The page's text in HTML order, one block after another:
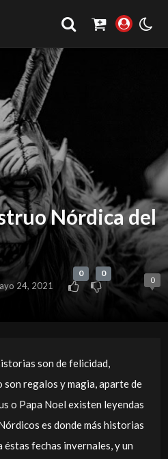
Nórdica del
24, 2021
0 0
0
son de felicidad,
son regalos y magia, aparte de
o Papa Noel existen leyendas
es donde más historias
fechas invernales, y un